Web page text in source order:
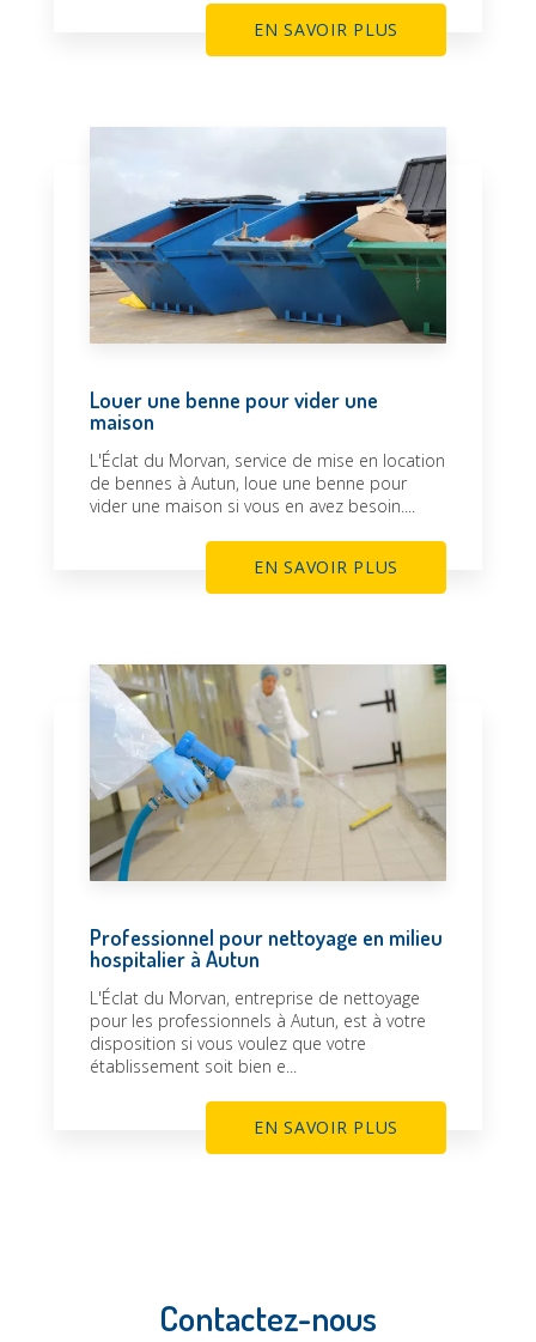
EN SAVOIR PLUS
Louer une benne pour vider une
maison
L'Éclat du Morvan, service de mise en location
de bennes à Autun, loue une benne pour
vider une maison si vous en avez besoin....
EN SAVOIR PLUS
Professionnel pour nettoyage en milieu
hospitalier à Autun
L'Éclat du Morvan, entreprise de nettoyage
pour les professionnels à Autun, est à votre
disposition si vous voulez que votre
établissement soit bien e...
EN SAVOIR PLUS
Contactez-nous